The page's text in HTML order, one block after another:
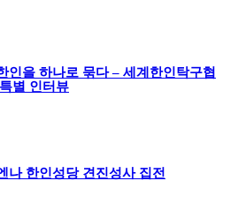
인을 하나로 묶다 – 세계한인탁구협
별 인터뷰
나 한인성당 견진성사 집전